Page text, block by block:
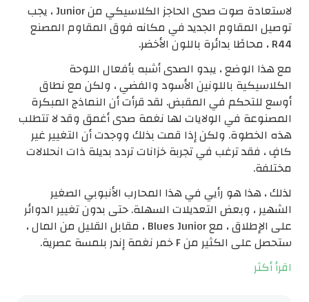
لاستعادة صوت صدى الحاجز الكلاسيكي من Junior ، يجب
توصيل المقاوم الجديد في مكانه فوق المقاوم المصنع
R44 ، محاطًا بدائرة باللون الأخضر.
مع هذا الوضع ، يبدو الصدى أشبه بأفعال اللوحة
الكلاسيكية باللونين الأسود والفضي ، ولكن مع نطاق
أوسع للتحكم في المقبض. لقد قرأت أن النماذج المبكرة
المصنوعة في الولايات لها نغمة صدى أغمق وقد لا تتطلب
هذه الخطوة. ولكن إذا قمت بذلك ووجدت أن التغيير غير
كافٍ ، فقد ترغب في تجربة خزانات تردد بديلة ذات انحلالات
مختلفة.
لذلك ، هذا هو رأيي في هذا المحارب الأنبوبي الصغير
الشهير ، وبعض التعديلات السهلة. حتى بدون تغيير الدوائر
على الإطلاق ، مع Blues Junior ، مقابل القليل من المال ،
ستحصل على الكثير من F خمر نغمة إندر بلمسة عصرية.
اقرأ أكثر